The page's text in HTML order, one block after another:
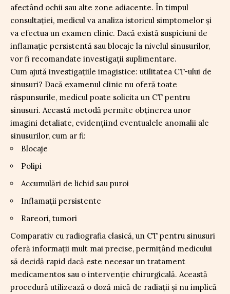
afectând ochii sau alte zone adiacente. În timpul
consultației, medicul va analiza istoricul simptomelor și
va efectua un examen clinic. Dacă există suspiciuni de
inflamație persistentă sau blocaje la nivelul sinusurilor,
vor fi recomandate investigații suplimentare.
Cum ajută investigațiile imagistice: utilitatea CT-ului de
sinusuri? Dacă examenul clinic nu oferă toate
răspunsurile, medicul poate solicita un CT pentru
sinusuri. Această metodă permite obținerea unor
imagini detaliate, evidențiind eventualele anomalii ale
sinusurilor, cum ar fi:
Blocaje
Polipi
Accumulări de lichid sau puroi
Inflamații persistente
Rareori, tumori
Comparativ cu radiografia clasică, un CT pentru sinusuri
oferă informații mult mai precise, permițând medicului
să decidă rapid dacă este necesar un tratament
medicamentos sau o intervenție chirurgicală. Această
procedură utilizează o doză mică de radiații și nu implică